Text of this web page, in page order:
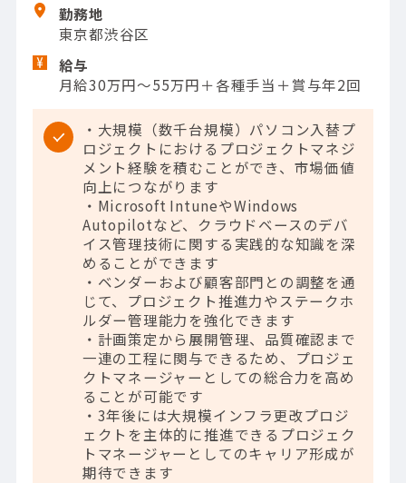
勤務地
東京都渋谷区
給与
月給30万円～55万円＋各種手当＋賞与年2回
・大規模（数千台規模）パソコン入替プ
ロジェクトにおけるプロジェクトマネジ
メント経験を積むことができ、市場価値
向上につながります
・Microsoft IntuneやWindows
Autopilotなど、クラウドベースのデバ
イス管理技術に関する実践的な知識を深
めることができます
・ベンダーおよび顧客部門との調整を通
じて、プロジェクト推進力やステークホ
ルダー管理能力を強化できます
・計画策定から展開管理、品質確認まで
一連の工程に関与できるため、プロジェ
クトマネージャーとしての総合力を高め
ることが可能です
・3年後には大規模インフラ更改プロジ
ェクトを主体的に推進できるプロジェク
トマネージャーとしてのキャリア形成が
期待できます